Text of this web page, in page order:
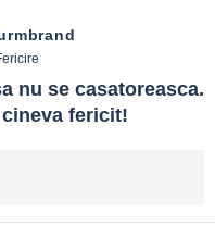
nu se casatoreasca.
fericit!